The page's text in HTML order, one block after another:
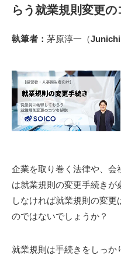
らう就業規則変更
執筆者： 茅原淳一（Junichi
企業を取り巻く法律や、会
は就業規則の変更手続き
しなければ就業規則の変
のではないでしょうか？
就業規則は手続きをしっか